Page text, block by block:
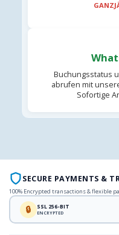
Buchungsstatus
abrufen mit
Sofortige
SECURE PAYMENTS &
100% Encrypted transactions & flexible
🔒 SSL 256-BIT
ENCRYPTED